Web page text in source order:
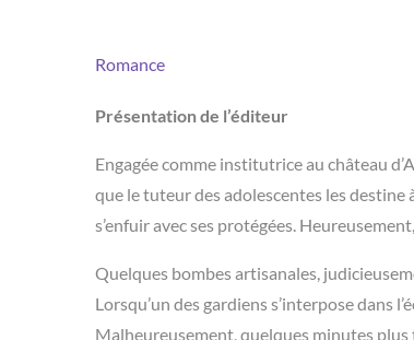
Romance
Présentation de l’éditeur
Engagée comme institutrice au château
que le tuteur des adolescentes les
s’enfuir avec ses protégées.
Quelques bombes artisanales,
Lorsqu’un des gardiens s’interpose dans
Malheureusement, quelques minutes